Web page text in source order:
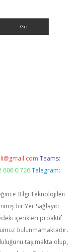
Teams:
606 0 726 Telegram:
Bilgi Teknolojileri
bir Yer Sağlayıcı
içerikleri proaktif
bulunmamaktadır.
taşımakta olup,